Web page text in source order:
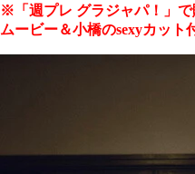
※「週プレ グラジャパ！」
ムービー＆小橋のsexyカット